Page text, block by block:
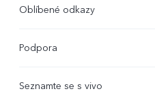
Oblíbené odkazy
X300
Podpora
Seznamte se s vivo